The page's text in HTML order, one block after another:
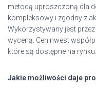
metodą uproszczoną dla
kompleksowy i zgodny z
Wykorzystywany jest
wyceną. Ceninwest
które są dostępne na rynku.
Jakie możliwości daje